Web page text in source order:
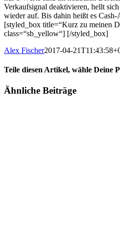
Verkaufsignal deaktivieren, hellt
wieder auf. Bis dahin heißt es
[styled_box title=“Kurz zu meinen
class=“sb_yellow“] [/styled_box]
Alex Fischer2017-04-
Teile diesen Artikel, wähle Deine
Facebook
Twitter
Reddit
LinkedIn
Tumblr
Pinterest
Vk
E-
Ähnliche Beiträge